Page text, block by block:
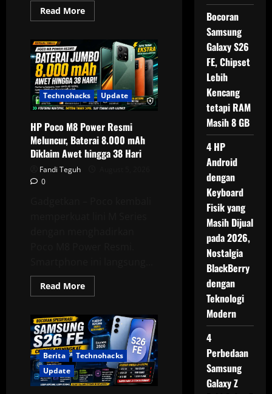
Read MoreRead
more
Power
Bank
12.000
mAh,
Tetap
Bisa
Dilacak
Saat
Hilang
Technohacks Update
HP Poco M8 Power Resmi
Meluncur, Baterai 8.000 mAh
Diklaim Awet hingga 38 Hari
Fandi Teguh
0
Read MoreRead
more
Poco
M8
Power
Resmi
Meluncur,
Baterai
8.000
mAh
Diklaim
Berita
Technohacks
Update
Bocoran
Samsung
Galaxy S26
FE, Chipset
Lebih
Kencang
tetapi RAM
Masih 8 GB
4 HP
Android
dengan
Keyboard
Fisik yang
Masih Dijual
pada 2026,
Nostalgia
BlackBerry
dengan
Teknologi
Modern
4
Perbedaan
Samsung
Galaxy Z